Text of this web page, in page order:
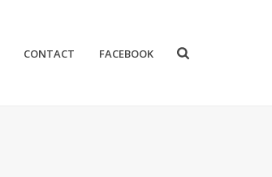
CONTACT FACEBOOK